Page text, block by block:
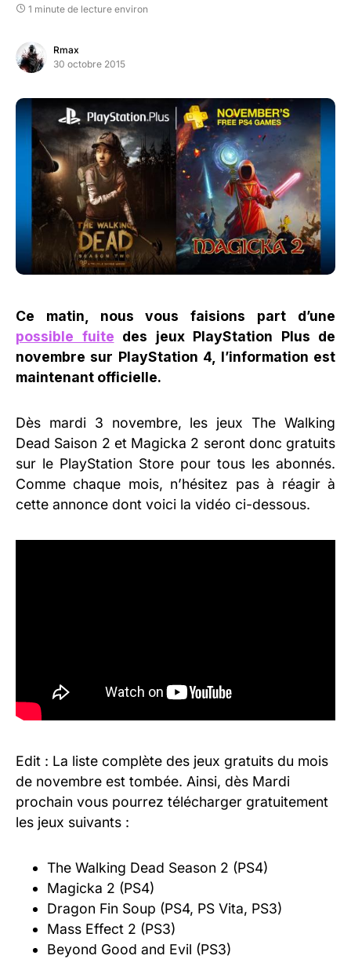
1 minute de lecture environ
Rmax
30 octobre 2015
Ce matin, nous vous faisions part d’une
possible fuite des jeux PlayStation Plus de
novembre sur PlayStation 4, l’information est
maintenant officielle.
Dès mardi 3 novembre, les jeux The Walking
Dead Saison 2 et Magicka 2 seront donc gratuits
sur le PlayStation Store pour tous les abonnés.
Comme chaque mois, n’hésitez pas à réagir à
cette annonce dont voici la vidéo ci-dessous.
Edit : La liste complète des jeux gratuits du mois
de novembre est tombée. Ainsi, dès Mardi
prochain vous pourrez télécharger gratuitement
les jeux suivants :
The Walking Dead Season 2 (PS4)
Magicka 2 (PS4)
Dragon Fin Soup (PS4, PS Vita, PS3)
Mass Effect 2 (PS3)
Beyond Good and Evil (PS3)